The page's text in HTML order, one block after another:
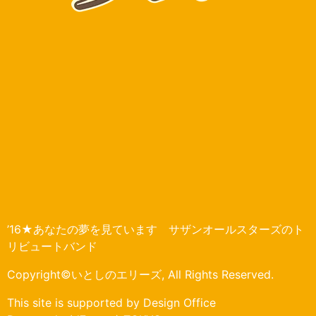
’16★あなたの夢を見ています サザンオールスターズのト
リビュートバンド
Copyright©いとしのエリーズ, All Rights Reserved.
This site is supported by Design Office